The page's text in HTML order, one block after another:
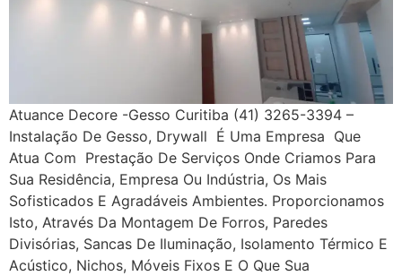
Atuance Decore -Gesso Curitiba (41) 3265-3394 –
Instalação De Gesso, Drywall É Uma Empresa Que
Atua Com Prestação De Serviços Onde Criamos Para
Sua Residência, Empresa Ou Indústria, Os Mais
Sofisticados E Agradáveis Ambientes. Proporcionamos
Isto, Através Da Montagem De Forros, Paredes
Divisórias, Sancas De Iluminação, Isolamento Térmico E
Acústico, Nichos, Móveis Fixos E O Que Sua